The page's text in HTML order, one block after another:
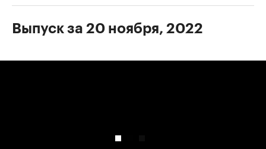
Выпуск за 20 ноября, 2022